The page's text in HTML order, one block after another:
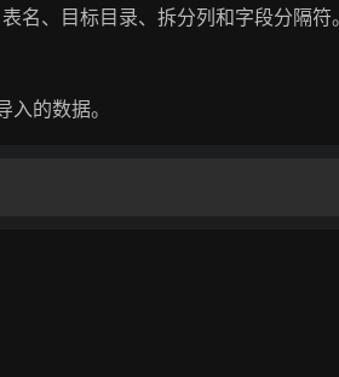
名、目标目录、拆分列和字段分隔符。
的数据。